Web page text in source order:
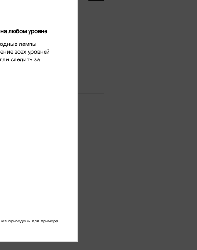
любом уровне
лампы
всех уровней
следить за
приведены для примера